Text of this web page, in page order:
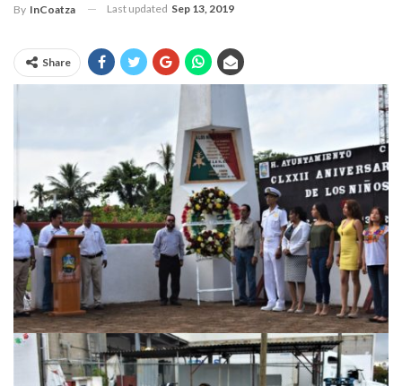
By InCoatza Last updated Sep 13, 2019
Share